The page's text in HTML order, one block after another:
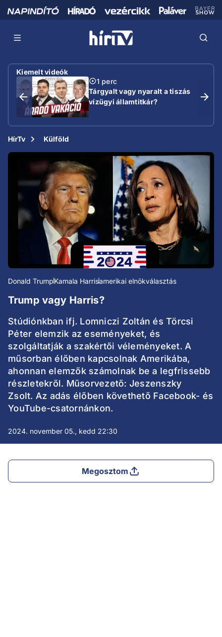
Kiemelt videók
1 perc
Tárgyalt vagy nyaralt a tiszás
vízügyi államtitkár?
HírTv Külföld
Donald TrumpKamala Harrisamerikai elnökválasztás
Trump vagy Harris?
Stúdiónkban ifj. Lomniczi Zoltán és Törcsi
Péter elemzik az eseményeket, és
szolgáltatják a szakértői véleményeket. A
műsorban élőben kapcsolnak Amerikába,
ahonnan elemzők számolnak be a legfrissebb
részletekről. Műsorvezető: Jeszenszky
Zsolt. Az adás élőben követhető Facebook- és
YouTube-csatornánkon.
2024. november 05., kedd 22:30
Megosztom